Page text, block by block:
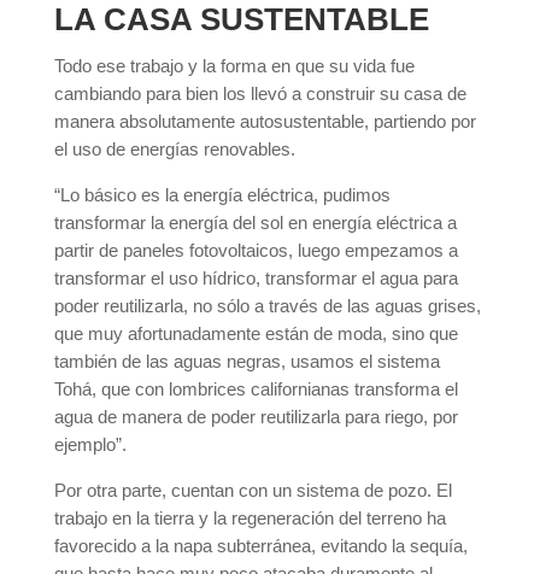
LA CASA SUSTENTABLE
Todo ese trabajo y la forma en que su vida fue
cambiando para bien los llevó a construir su casa de
manera absolutamente autosustentable, partiendo por
el uso de energías renovables.
“Lo básico es la energía eléctrica, pudimos
transformar la energía del sol en energía eléctrica a
partir de paneles fotovoltaicos, luego empezamos a
transformar el uso hídrico, transformar el agua para
poder reutilizarla, no sólo a través de las aguas grises,
que muy afortunadamente están de moda, sino que
también de las aguas negras, usamos el sistema
Tohá, que con lombrices californianas transforma el
agua de manera de poder reutilizarla para riego, por
ejemplo”.
Por otra parte, cuentan con un sistema de pozo. El
trabajo en la tierra y la regeneración del terreno ha
favorecido a la napa subterránea, evitando la sequía,